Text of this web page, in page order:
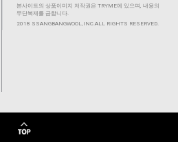
본사이트의 상품이미지 저작권은 TRYME에 있으며, 내용의
무단복제를 금합니다.
2018 SSANGBANGWOOL,INC.ALL RIGHTS RESERVED.